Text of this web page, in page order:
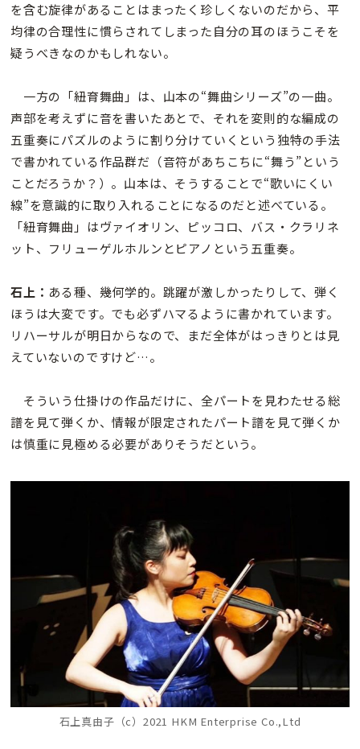
を含む旋律があることはまったく珍しくないのだから、平
均律の合理性に慣らされてしまった自分の耳のほうこそを
疑うべきなのかもしれない。
一方の「紐育舞曲」は、山本の“舞曲シリーズ”の一曲。
声部を考えずに音を書いたあとで、それを変則的な編成の
五重奏にパズルのように割り分けていくという独特の手法
で書かれている作品群だ（音符があちこちに“舞う”という
ことだろうか？）。山本は、そうすることで“歌いにくい
線”を意識的に取り入れることになるのだと述べている。
「紐育舞曲」はヴァイオリン、ピッコロ、バス・クラリネ
ット、フリューゲルホルンとピアノという五重奏。
石上： ある種、幾何学的。跳躍が激しかったりして、弾く
ほうは大変です。でも必ずハマるように書かれています。
リハーサルが明日からなので、まだ全体がはっきりとは見
えていないのですけど…。
そういう仕掛けの作品だけに、全パートを見わたせる総
譜を見て弾くか、情報が限定されたパート譜を見て弾くか
は慎重に見極める必要がありそうだという。
石上真由子（c）2021 HKM Enterprise Co.,Ltd